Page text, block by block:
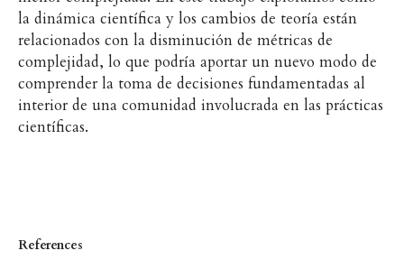
la dinámica científica y los cambios de teoría están
relacionados con la disminución de métricas de
complejidad, lo que podría aportar un nuevo modo de
comprender la toma de decisiones fundamentadas al
interior de una comunidad involucrada en las prácticas
científicas.
References